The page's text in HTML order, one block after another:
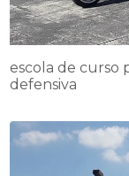
escola de curso
defensiva